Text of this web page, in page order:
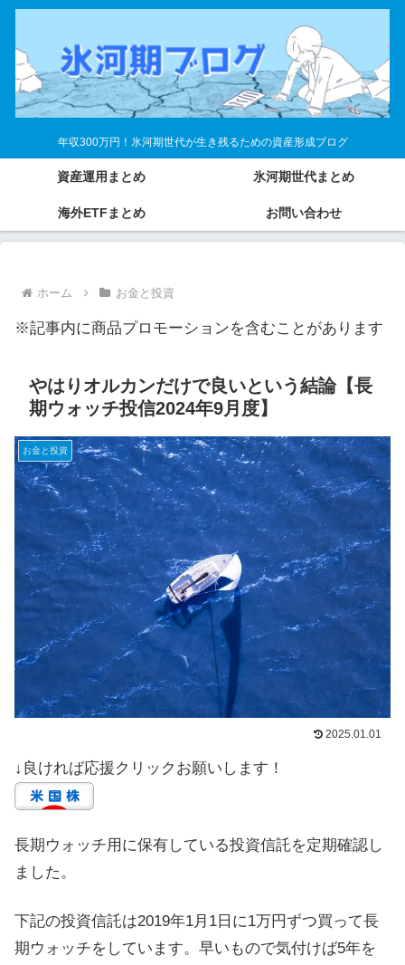
年収300万円！氷河期世代が生き残るための資産形成ブログ
資産運用まとめ 氷河期世代まとめ
海外ETFまとめ お問い合わせ
ホーム お金と投資
※記事内に商品プロモーションを含むことがあります
やはりオルカンだけで良いという結論【長
期ウォッチ投信2024年9月度】
お金と投資
2025.01.01
↓良ければ応援クリックお願いします！
長期ウォッチ用に保有している投資信託を定期確認し
ました。
下記の投資信託は2019年1月1日に1万円ずつ買って長
期ウォッチをしています。早いもので気付けば5年を